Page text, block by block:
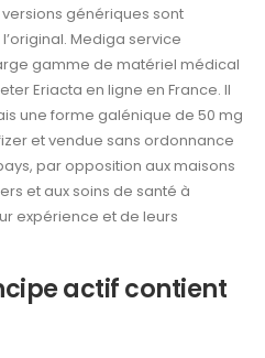
génériques sont
Mediga service
gamme de matériel médical
Eriacta en ligne en France. Il
une forme galénique de 50 mg
et vendue sans ordonnance
par opposition aux maisons
et aux soins de santé à
expérience et de leurs
actif contient